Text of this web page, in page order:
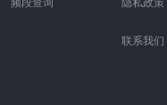
联系我们